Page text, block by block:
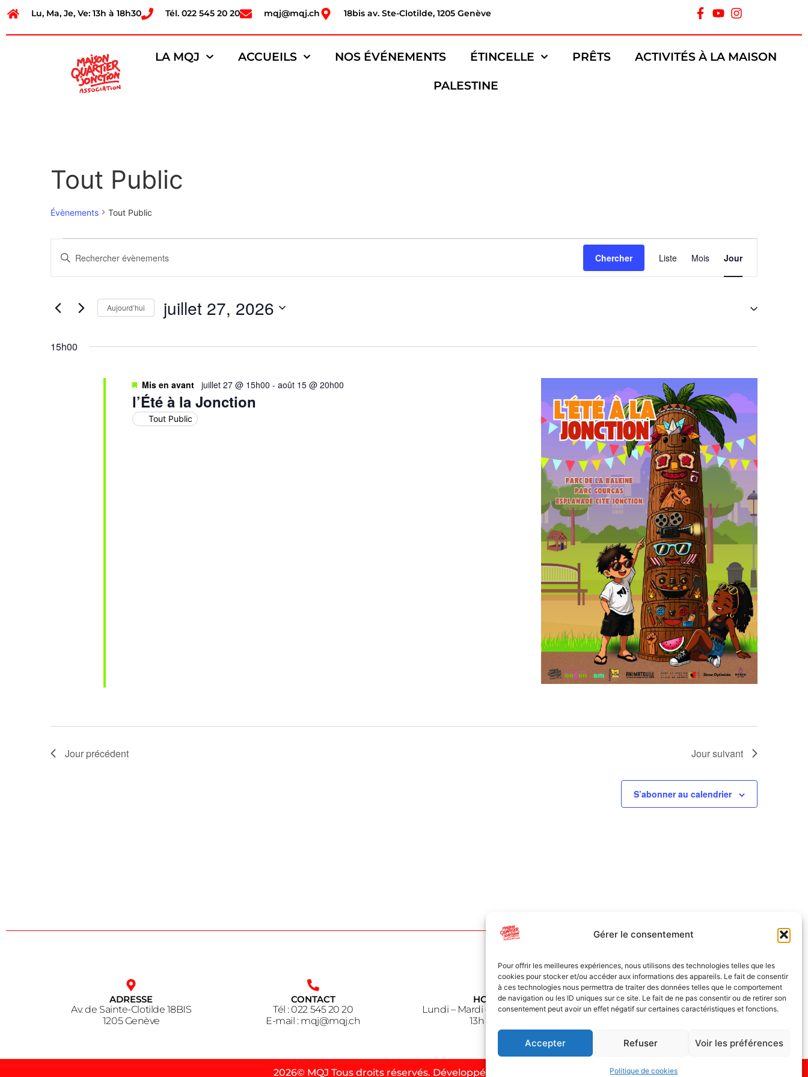
Gérer le consentement
Pour offrir les meilleures expériences, nous utilisons des technologies telles que les
cookies pour stocker et/ou accéder aux informations des appareils. Le fait de consentir
à ces technologies nous permettra de traiter des données telles que le comportement
de navigation ou les ID uniques sur ce site. Le fait de ne pas consentir ou de retirer son
consentement peut avoir un effet négatif sur certaines caractéristiques et fonctions.
Accepter Refuser Voir les préférences
Politique de cookies
Lu, Ma, Je, Ve: 13h à 18h30 Tél. 022 545 20 20 mqj@mqj.ch 18bis av. Ste-Clotilde, 1205 Genève
LA MQJ ACCUEILS NOS ÉVÉNEMENTS ÉTINCELLE PRÊTS ACTIVITÉS À LA MAISON
PALESTINE
Tout Public
Évènements Tout Public
Recherche
et
navigation
de
vues
Saisir
mot-
Rechercher
mot-
Chercher
de
Évènement
Liste Mois Jour
Aujourd’hui juillet 27, 2026
15h00
l’Été à la Jonction
Mis en avant juillet 27 @ 15h00 - août 15 @ 20h00
Tout Public
Jour précédent Jour suivant
S’abonner au calendrier
ADRESSE
Av. de Sainte-Clotilde 18BIS
1205 Genève
CONTACT
Tél : 022 545 20 20
E-mail : mqj@mqj.ch
HORAIRE
Lundi – Mardi – Jeudi – Vendredi
13h à 18h30
NOUS SUIVRE
2026© MQJ Tous droits réservés. Développé par HSPC